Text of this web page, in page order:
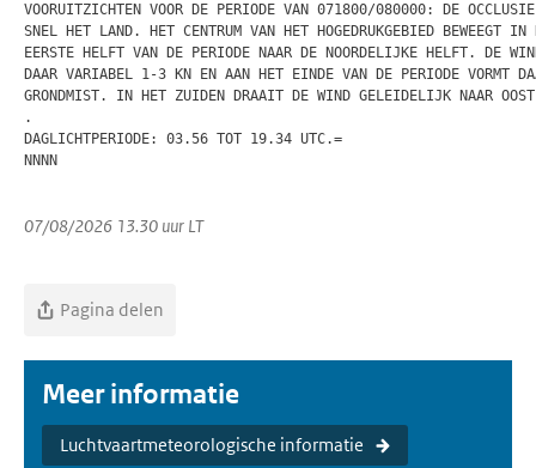
VOORUITZICHTEN VOOR DE PERIODE VAN 071800/080000: DE
SNEL HET LAND. HET CENTRUM VAN HET HOGEDRUKGEBIED BEWEEGT IN
EERSTE HELFT VAN DE PERIODE NAAR DE NOORDELIJKE HELFT. DE
DAAR VARIABEL 1-3 KN EN AAN HET EINDE VAN DE PERIODE VORMT
GRONDMIST. IN HET ZUIDEN DRAAIT DE WIND GELEIDELIJK NAAR
.
DAGLICHTPERIODE: 03.56 TOT 19.34 UTC.=
NNNN
07/08/2026 13.30 uur LT
Pagina delen
Meer informatie
Luchtvaartmeteorologische informatie